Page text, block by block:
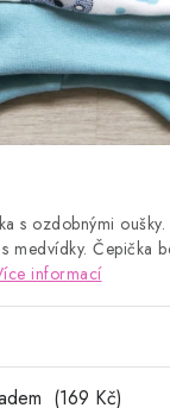
Doprava a
pro vrácení a
podmínky
údajů
Blog
s ozdobnými oušky.
medvídky. Čepička
informací